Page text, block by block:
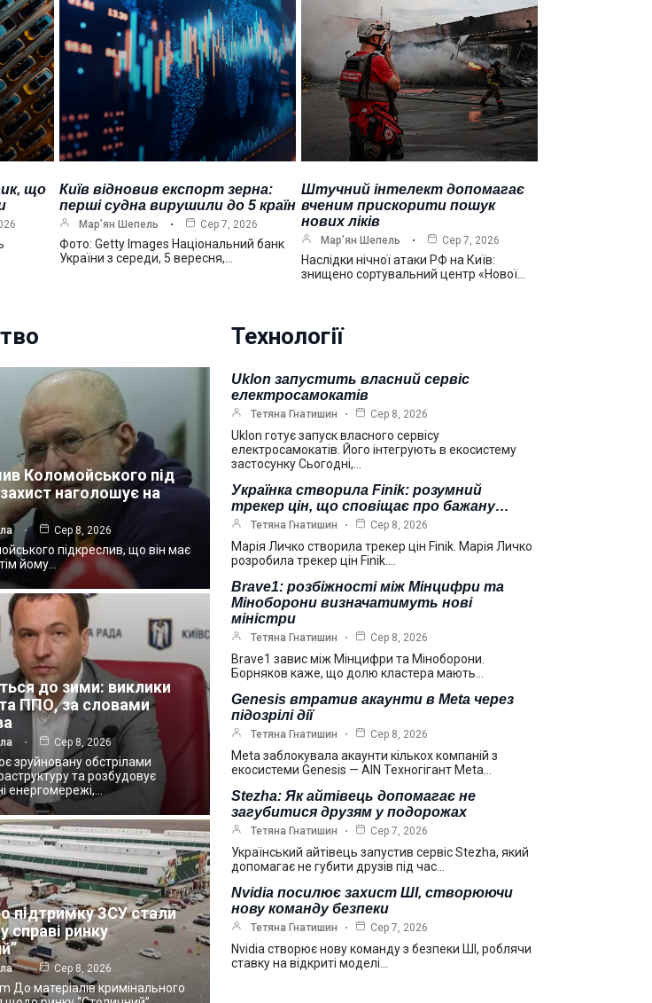
що
Київ відновив експорт зерна:
перші судна вирушили до 5 країн
Мар’ян Шепель Сер 7, 2026
Фото: Getty Images Національний банк
України з середи, 5 вересня,…
Штучний інтелект допомагає
вченим прискорити пошук
нових ліків
Мар’ян Шепель Сер 7, 2026
Наслідки нічної атаки РФ на Київ:
знищено сортувальний центр «Нової…
Коломойського під
наголошує на
Сер 8, 2026
підкреслив, що він має
йому…
до зими: виклики
та ППО, за словами
Сер 8, 2026
зруйновану обстрілами
та розбудовує
енергомережі,…
підтримку ЗСУ стали
справі ринку
Сер 8, 2026
До матеріалів кримінального
Технології
Uklon запустить власний сервіс
електросамокатів
Тетяна Гнатишин Сер 8, 2026
Uklon готує запуск власного сервісу
електросамокатів. Його інтегрують в екосистему
застосунку Сьогодні,…
Українка створила Finik: розумний
трекер цін, що сповіщає про бажану…
Тетяна Гнатишин Сер 8, 2026
Марія Личко створила трекер цін Finik. Марія Личко
розробила трекер цін Finik.…
Brave1: розбіжності між Мінцифри та
Міноборони визначатимуть нові
міністри
Тетяна Гнатишин Сер 8, 2026
Brave1 завис між Мінцифри та Міноборони.
Борняков каже, що долю кластера мають…
Genesis втратив акаунти в Meta через
підозрілі дії
Тетяна Гнатишин Сер 8, 2026
Meta заблокувала акаунти кількох компаній з
екосистеми Genesis — AIN Техногігант Meta…
Stezha: Як айтівець допомагає не
загубитися друзям у подорожах
Тетяна Гнатишин Сер 7, 2026
Український айтівець запустив сервіс Stezha, який
допомагає не губити друзів під час…
Nvidia посилює захист ШІ, створюючи
нову команду безпеки
Тетяна Гнатишин Сер 7, 2026
Nvidia створює нову команду з безпеки ШІ, роблячи
ставку на відкриті моделі…